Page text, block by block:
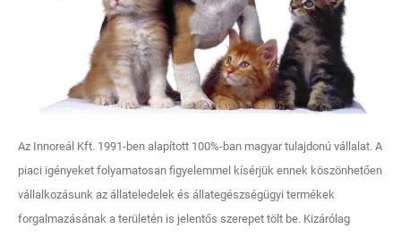
Az Innoreál Kft. 1991-ben alapított 100%-ban magyar tulajdonú vállalat. A
piaci igényeket folyamatosan figyelemmel kísérjük ennek köszönhetően
vállalkozásunk az állateledelek és állategészségügyi termékek
forgalmazásának a területén is jelentős szerepet tölt be. Kizárólag